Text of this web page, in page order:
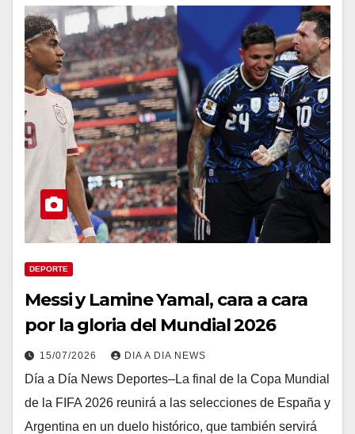
DEPORTE
Messi y Lamine Yamal, cara a cara
por la gloria del Mundial 2026
15/07/2026 DIA A DIA NEWS
Día a Día News Deportes–La final de la Copa Mundial
de la FIFA 2026 reunirá a las selecciones de España y
Argentina en un duelo histórico, que también servirá